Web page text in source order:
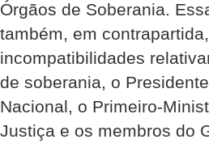
Órgãos de Soberania.
também, em
incompatibilidades
de soberania, o
Nacional, o Primeiro-
Justiça e os membros do